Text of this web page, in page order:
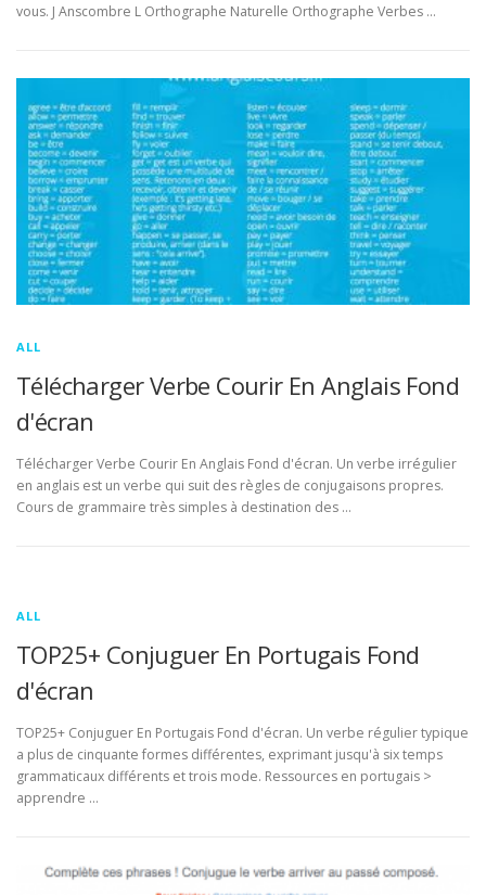
vous. J Anscombre L Orthographe Naturelle Orthographe Verbes …
ALL
Télécharger Verbe Courir En Anglais Fond
d'écran
Télécharger Verbe Courir En Anglais Fond d'écran. Un verbe irrégulier
en anglais est un verbe qui suit des règles de conjugaisons propres.
Cours de grammaire très simples à destination des …
ALL
TOP25+ Conjuguer En Portugais Fond
d'écran
TOP25+ Conjuguer En Portugais Fond d'écran. Un verbe régulier typique
a plus de cinquante formes différentes, exprimant jusqu'à six temps
grammaticaux différents et trois mode. Ressources en portugais >
apprendre …